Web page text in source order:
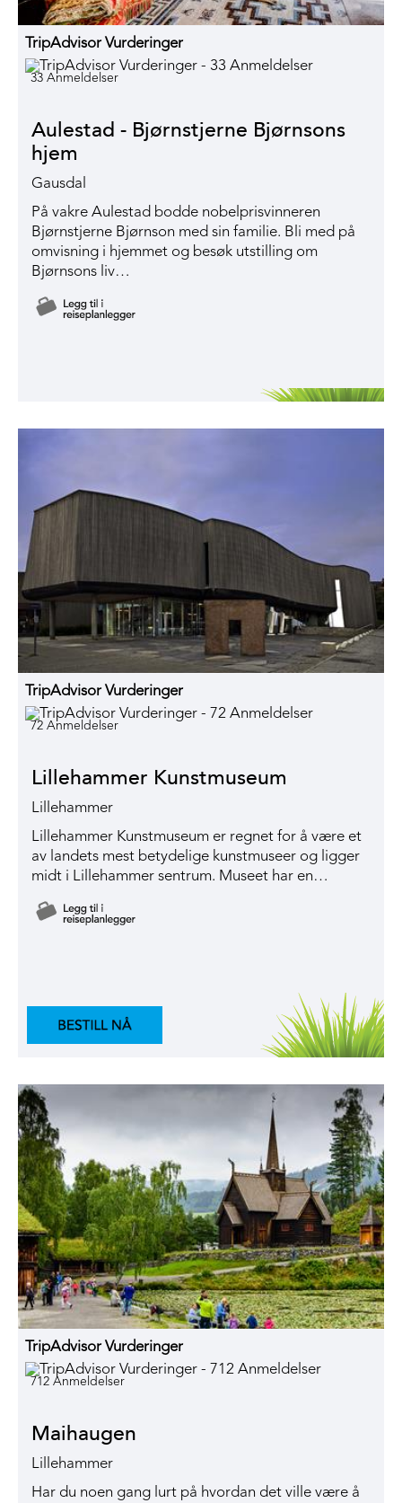
TripAdvisor Vurderinger
33 Anmeldelser
Aulestad - Bjørnstjerne Bjørnsons
hjem
Gausdal
På vakre Aulestad bodde nobelprisvinneren
Bjørnstjerne Bjørnson med sin familie. Bli med på
omvisning i hjemmet og besøk utstilling om
Bjørnsons liv…
TripAdvisor Vurderinger
72 Anmeldelser
Lillehammer Kunstmuseum
Lillehammer
Lillehammer Kunstmuseum er regnet for å være et
av landets mest betydelige kunstmuseer og ligger
midt i Lillehammer sentrum. Museet har en…
TripAdvisor Vurderinger
712 Anmeldelser
Maihaugen
Lillehammer
Har du noen gang lurt på hvordan det ville være å